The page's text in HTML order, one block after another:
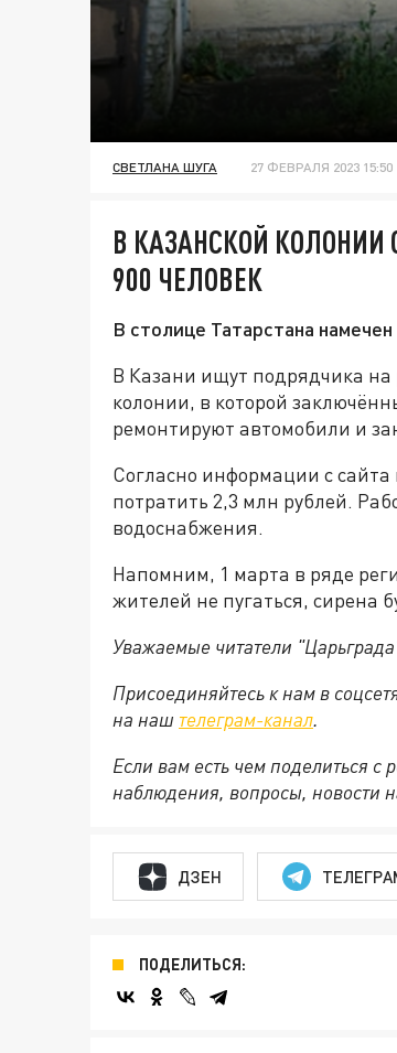
СВЕТЛАНА ШУГА 27 ФЕВРАЛЯ 2023 15:50
В КАЗАНСКОЙ
900 ЧЕЛОВЕК
В столице Татарстана
В Казани ищут подрядчика на
колонии, в которой
ремонтируют автомобили и
Согласно информации с сайта
потратить 2,3 млн рублей.
водоснабжения.
Напомним, 1 марта в ряде
жителей не пугаться, сирена
Уважаемые читатели
Присоединяйтесь к нам в
на наш телеграм-канал.
Если вам есть чем поделиться
наблюдения, вопросы, новости
ДЗЕН
ПОДЕЛИТЬСЯ: